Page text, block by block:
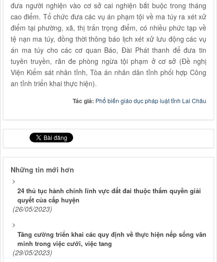
đưa người nghiện vào cơ sở cai nghiện bắt buộc trong tháng
cao điểm. Tổ chức đưa các vụ án phạm tội về ma túy ra xét xử
điểm tại phường, xã, thị trấn trọng điểm, có nhiều phức tạp về
tệ nạn ma túy, đồng thời thông báo lịch xét xử lưu động các vụ
án ma túy cho các cơ quan Báo, Đài Phát thanh để đưa tin
tuyên truyền, răn đe phòng ngừa tội phạm ở cơ sở (Đề nghị
Viện Kiểm sát nhân tỉnh, Tòa án nhân dân tỉnh phối hợp Công
an tỉnh triển khai thực hiện).
Tác giả: Phổ biến giáo dục pháp luật tỉnh Lai Châu
Những tin mới hơn
24 thủ tục hành chính lĩnh vực đất đai thuộc thẩm quyền giải
quyết của cấp huyện
(26/05/2023)
Tăng cường triển khai các quy định về thực hiện nếp sống văn
minh trong việc cưới, việc tang
(29/05/2023)